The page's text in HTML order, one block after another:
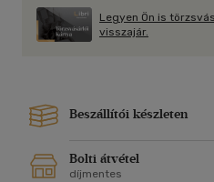
Legyen Ön is
visszajár.
Beszállítói készleten
Bolti átvétel
díjmentes